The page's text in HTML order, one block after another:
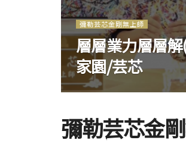
彌勒芸芯金剛無上師
層層業力層層
家園/芸芯
彌勒芸芯金